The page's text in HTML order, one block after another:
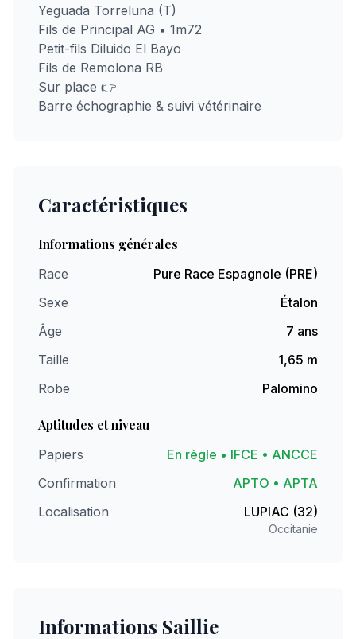
Yeguada Torreluna (T)
Fils de Principal AG ▪︎ 1m72
Petit-fils Diluido El Bayo
Fils de Remolona RB
Sur place 👉
Barre échographie & suivi vétérinaire
Caractéristiques
Informations générales
Race
Pure Race Espagnole (PRE)
Sexe
Étalon
Âge
7 ans
Taille
1,65 m
Robe
Palomino
Aptitudes et niveau
Papiers
En règle • IFCE • ANCCE
Confirmation
APTO • APTA
Localisation
LUPIAC (32)
Occitanie
Informations Saillie